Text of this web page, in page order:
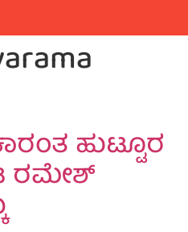
ಹುಟ್ಟೂರ
ರಮೇಶ್